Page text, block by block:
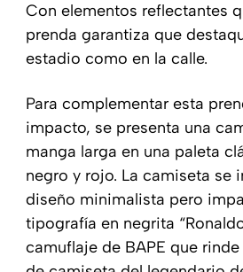
Con elementos reflectantes
prenda garantiza que
estadio como en la calle.
Para complementar esta
impacto, se presenta una
manga larga en una paleta
negro y rojo. La camiseta se
diseño minimalista pero
tipografía en negrita
camuflaje de BAPE que